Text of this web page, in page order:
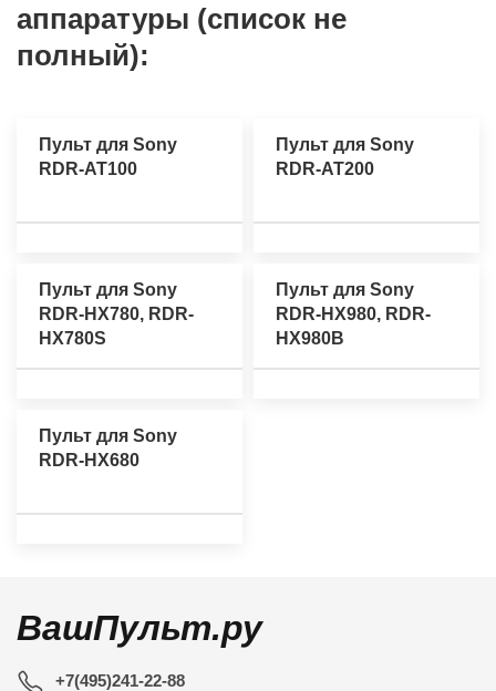
аппаратуры (список не
полный):
Пульт для Sony
RDR-AT100
Пульт для Sony
RDR-AT200
Пульт для Sony
RDR-HX780, RDR-
HX780S
Пульт для Sony
RDR-HX980, RDR-
HX980B
Пульт для Sony
RDR-HX680
ВашПульт.ру
+7(495)241-22-88